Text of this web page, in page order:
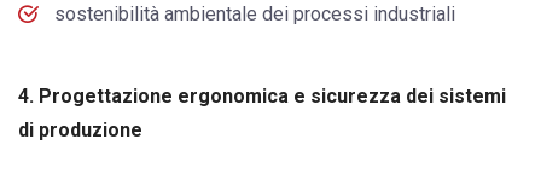
sostenibilità ambientale dei processi industriali
4. Progettazione ergonomica e sicurezza dei sistemi
di produzione